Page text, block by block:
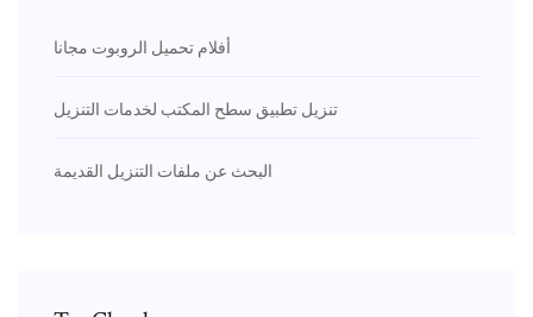
أفلام تحميل الروبوت مجانا
تنزيل تطبيق سطح المكتب لخدمات التنزيل
البحث عن ملفات التنزيل القديمة